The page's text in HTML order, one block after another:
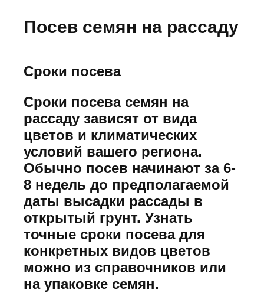
Посев семян на рассаду
Сроки посева
Сроки посева семян на
рассаду зависят от вида
цветов и климатических
условий вашего региона.
Обычно посев начинают за 6-
8 недель до предполагаемой
даты высадки рассады в
открытый грунт. Узнать
точные сроки посева для
конкретных видов цветов
можно из справочников или
на упаковке семян.